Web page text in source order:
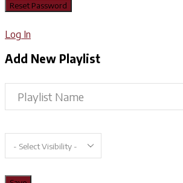
Log In
Add New Playlist